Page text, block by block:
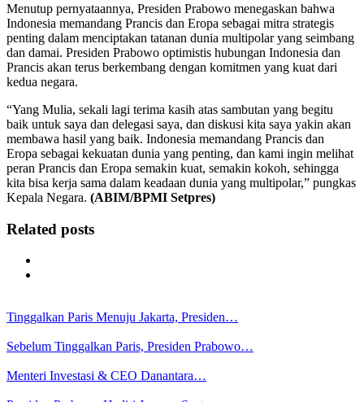
Menutup pernyataannya, Presiden Prabowo menegaskan bahwa
Indonesia memandang Prancis dan Eropa sebagai mitra strategis
penting dalam menciptakan tatanan dunia multipolar yang seimbang
dan damai. Presiden Prabowo optimistis hubungan Indonesia dan
Prancis akan terus berkembang dengan komitmen yang kuat dari
kedua negara.
“Yang Mulia, sekali lagi terima kasih atas sambutan yang begitu
baik untuk saya dan delegasi saya, dan diskusi kita saya yakin akan
membawa hasil yang baik. Indonesia memandang Prancis dan
Eropa sebagai kekuatan dunia yang penting, dan kami ingin melihat
peran Prancis dan Eropa semakin kuat, semakin kokoh, sehingga
kita bisa kerja sama dalam keadaan dunia yang multipolar,” pungkas
Kepala Negara. (ABIM/BPMI Setpres)
Related posts
Tinggalkan Paris Menuju Jakarta, Presiden…
Sebelum Tinggalkan Paris, Presiden Prabowo…
Menteri Investasi & CEO Danantara…